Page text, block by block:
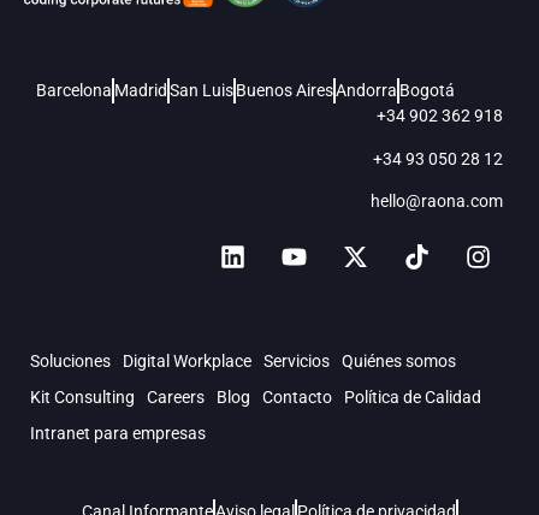
Barcelona MadridSan LuisBuenos AiresAndorra Bogotá
+34 902 362 918
+34 93 050 28 12
hello@raona.com
Soluciones Digital Workplace Servicios
Quiénes somos
Kit Consulting
Careers Blog Contacto
Política de Calidad
Intranet para empresas
Canal Informante Aviso legal Política de privacidad